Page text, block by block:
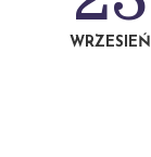
WRZESIEŃ